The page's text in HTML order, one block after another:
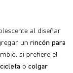
al diseñar
un rincón para
si prefiere el
o colgar